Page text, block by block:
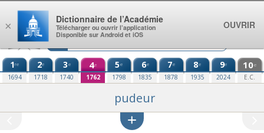
Aller au contenu
1re
1694
2e
1718
3e
1740
4e
1762
5e
1798
6e
1835
7e
1878
8e
1935
9e
2024
10e
E.C.
pudeur
×
Dictionnaire de l’Académie
Télécharger ou ouvrir l’application
Disponible sur Android et iOS
OUVRIR